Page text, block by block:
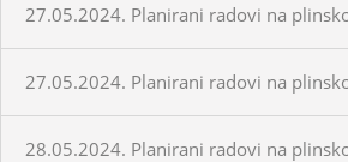
27.05.2024. Planirani radovi na
27.05.2024. Planirani radovi na
28.05.2024. Planirani radovi na